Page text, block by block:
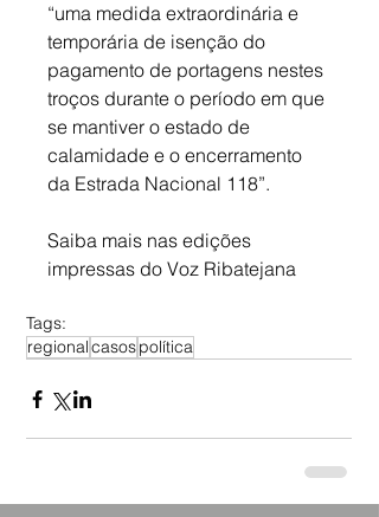
“uma medida extraordinária e
temporária de isenção do
pagamento de portagens nestes
troços durante o período em que
se mantiver o estado de
calamidade e o encerramento
da Estrada Nacional 118”.
Saiba mais nas edições
impressas do Voz Ribatejana
Tags:
regionalcasospolítica